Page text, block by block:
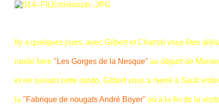
Ily a quelques jours, avec Gilbert et Chantal vous êtes
rando faire "Les Gorges de la Nesque" au départ de
et en suivant cette rando, Gilbert vous a mené à Sault
la "Fabrique de nougats André Boyer" où à la fin de la